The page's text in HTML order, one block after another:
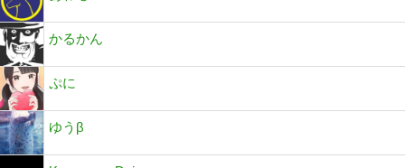
かるかん
ぷに
ゆうβ